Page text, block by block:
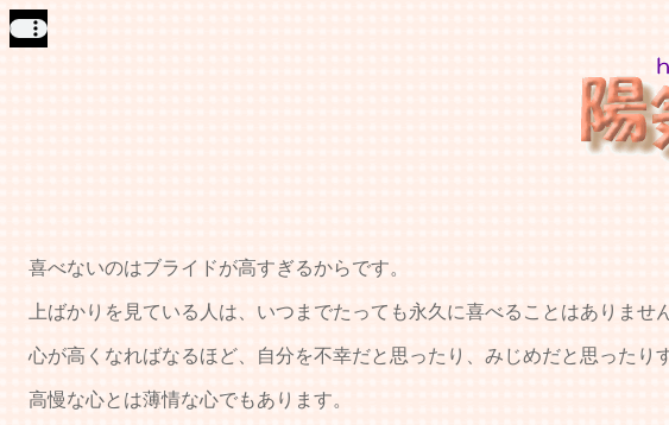
喜べないのはブライドが高すぎるからです。
上ばかりを見ている人は、いつまでたっても永久に喜べることはありません
心が高くなればなるほど、自分を不幸だと思ったり、みじめだと思ったり
高慢な心とは薄情な心でもあります。